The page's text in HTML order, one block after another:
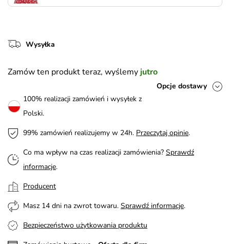
Wysyłka
Zamów ten produkt teraz, wyślemy jutro
Opcje dostawy
100% realizacji zamówień i wysyłek z
Polski.
99% zamówień realizujemy w 24h. Przeczytaj opinie.
Co ma wpływ na czas realizacji zamówienia? Sprawdź
informacje.
Producent
Masz 14 dni na zwrot towaru. Sprawdź informacje.
Bezpieczeństwo użytkowania produktu